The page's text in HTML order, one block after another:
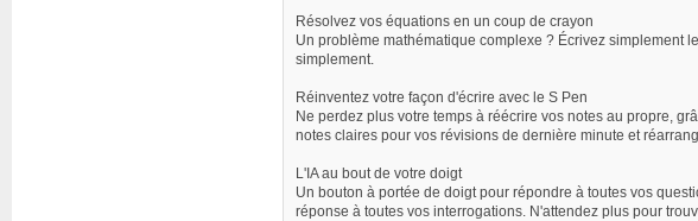
Résolvez vos équations en un coup de crayon
Un problème mathématique complexe ? Écrivez simplement
simplement.
Réinventez votre façon d'écrire avec le S Pen
Ne perdez plus votre temps à réécrire vos notes au propre,
notes claires pour vos révisions de dernière minute et
L'IA au bout de votre doigt
Un bouton à portée de doigt pour répondre à toutes vos
réponse à toutes vos interrogations. N'attendez plus pour